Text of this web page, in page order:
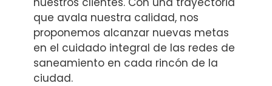
que avala nuestra calidad, nos
proponemos alcanzar nuevas metas
en el cuidado integral de las redes de
saneamiento en cada rincón de la
ciudad.